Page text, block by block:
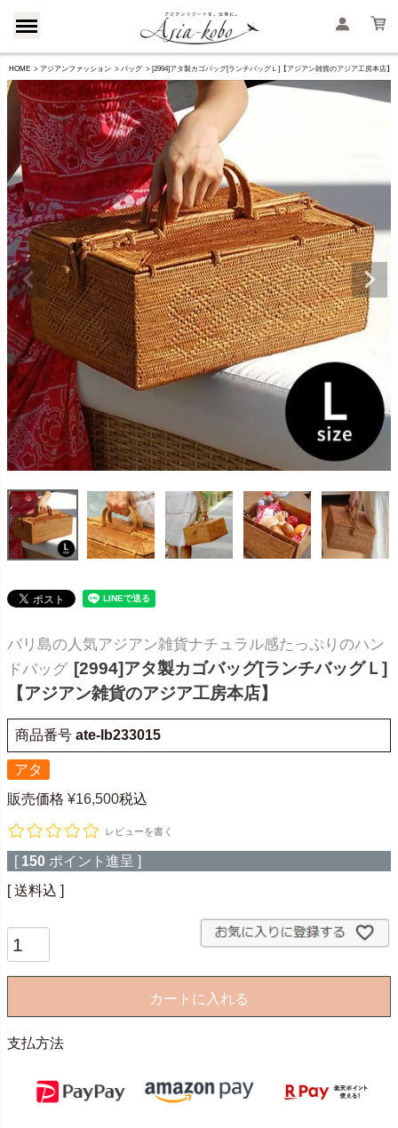
HOME アジアンファッション バッグ [2994]アタ製カゴバッグ[ランチバッグＬ]【アジアン雑貨のアジア工房本店】
バリ島の人気アジアン雑貨ナチュラル感たっぷりのハン
ドバッグ [2994]アタ製カゴバッグ[ランチバッグＬ]
【アジアン雑貨のアジア工房本店】
商品番号 ate-lb233015
アタ
販売価格 ¥16,500税込
レビューを書く
[ 150 ポイント進呈 ]
送料込
カートに入れる
支払方法